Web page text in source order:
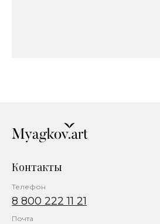
Контакты
Телефон
Почта
8 800 222 11 21